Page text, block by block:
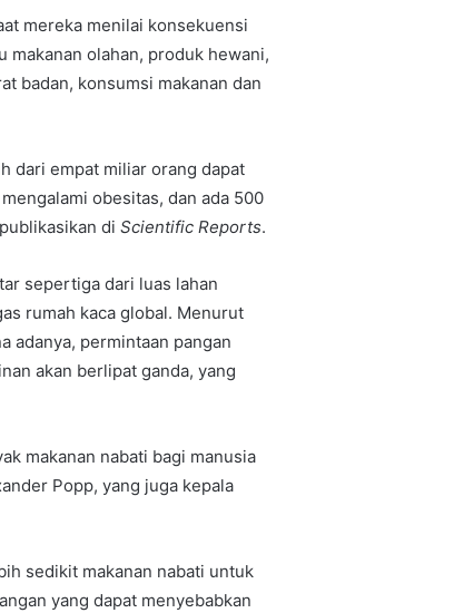
mereka menilai konsekuensi
olahan, produk hewani,
badan, konsumsi makanan dan
dari empat miliar orang dapat
obesitas, dan ada 500
di Scientific Reports.
sepertiga dari luas lahan
rumah kaca global. Menurut
adanya, permintaan pangan
akan berlipat ganda, yang
makanan nabati bagi manusia
Popp, yang juga kepala
sedikit makanan nabati untuk
yang dapat menyebabkan